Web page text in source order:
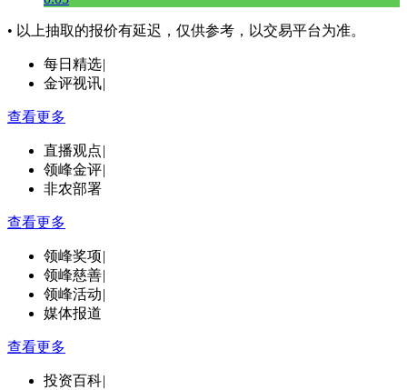
• 以上抽取的报价有延迟，仅供参考，以交易平台为准。
每日精选|
金评视讯|
查看更多
直播观点|
领峰金评|
非农部署
查看更多
领峰奖项|
领峰慈善|
领峰活动|
媒体报道
查看更多
投资百科|